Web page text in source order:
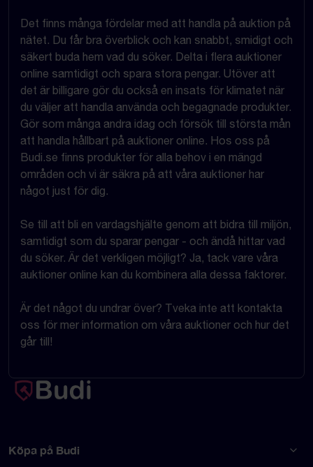
Det finns många fördelar med att handla på auktion på
nätet. Du får bra överblick och kan snabbt, smidigt och
säkert buda hem vad du söker. Delta i flera auktioner
online samtidigt och spara stora pengar. Utöver att
det är billigare gör du också en insats för klimatet när
du väljer att handla använda och begagnade produkter.
Gör som många andra idag och försök till största mån
att handla hållbart på auktioner online. Hos oss på
Budi.se finns produkter för alla behov i en mängd
områden och vi är säkra på att våra auktioner har
något just för dig.
Se till att bli en vardagshjälte genom att bidra till miljön,
samtidigt som du sparar pengar - och ändå hittar vad
du söker. Är det verkligen möjligt? Ja, tack vare våra
auktioner online kan du kombinera alla dessa faktorer.
Är det något du undrar över? Tveka inte att kontakta
oss för mer information om våra auktioner och hur det
går till!
Köpa på Budi